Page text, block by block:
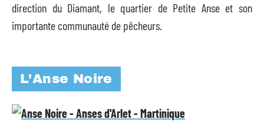
direction du Diamant, le quartier de Petite Anse et son
importante communauté de pêcheurs.
L’Anse Noire